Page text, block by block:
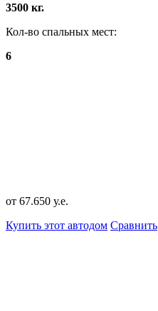
3500 кг.
Кол-во спальных мест:
6
от 67.650 у.е.
Купить этот автодом Сравнить